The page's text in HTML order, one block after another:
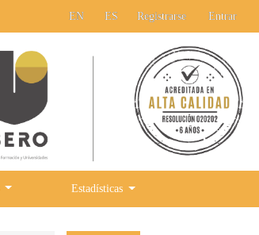
EN ES Registrarse Entrar
Estadísticas